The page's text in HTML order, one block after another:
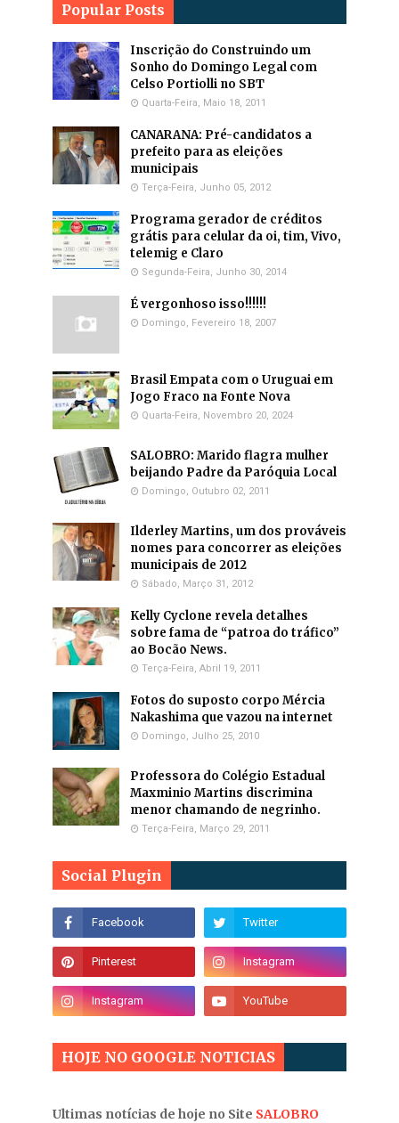
Popular Posts
Inscrição do Construindo um
Sonho do Domingo Legal com
Celso Portiolli no SBT
Quarta-Feira, Maio 18, 2011
CANARANA: Pré-candidatos a
prefeito para as eleições
municipais
Terça-Feira, Junho 05, 2012
Programa gerador de créditos
grátis para celular da oi, tim, Vivo,
telemig e Claro
Segunda-Feira, Junho 30, 2014
É vergonhoso isso!!!!!!
Domingo, Fevereiro 18, 2007
Brasil Empata com o Uruguai em
Jogo Fraco na Fonte Nova
Quarta-Feira, Novembro 20, 2024
SALOBRO: Marido flagra mulher
beijando Padre da Paróquia Local
Domingo, Outubro 02, 2011
Ilderley Martins, um dos prováveis
nomes para concorrer as eleições
municipais de 2012
Sábado, Março 31, 2012
Kelly Cyclone revela detalhes
sobre fama de “patroa do tráfico”
ao Bocão News.
Terça-Feira, Abril 19, 2011
Fotos do suposto corpo Mércia
Nakashima que vazou na internet
Domingo, Julho 25, 2010
Professora do Colégio Estadual
Maxminio Martins discrimina
menor chamando de negrinho.
Terça-Feira, Março 29, 2011
Social Plugin
HOJE NO GOOGLE NOTICIAS
Ultimas notícias de hoje no Site SALOBRO